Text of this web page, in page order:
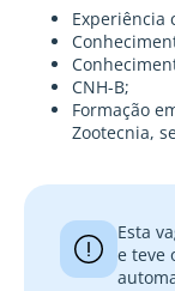
Experiência
CNH-B;
Formação
Zootecnia,
Esta
e teve